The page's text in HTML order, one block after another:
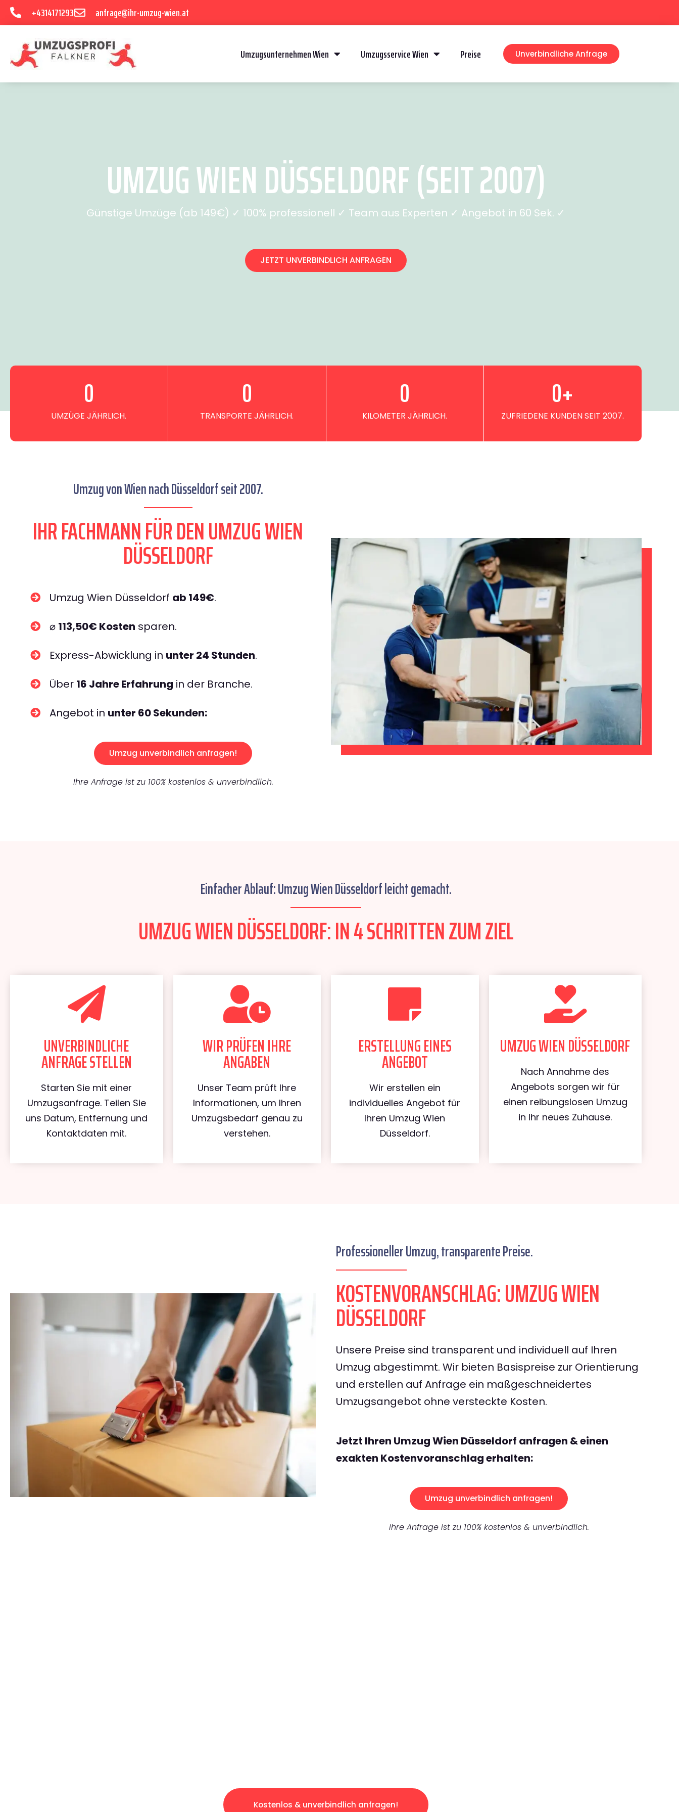
+4314171293 anfrage@ihr-umzug-wien.at
Umzugsunternehmen Wien Umzugsservice Wien Preise Unverbindliche Anfrage
UMZUG WIEN DÜSSELDORF (SEIT 2007)
Günstige Umzüge (ab 149€) ✓ 100% professionell ✓ Team aus Experten ✓ Angebot in 60 Sek. ✓
JETZT UNVERBINDLICH ANFRAGEN
UMZÜGE JÄHRLICH.
0
TRANSPORTE JÄHRLICH.
0
KILOMETER JÄHRLICH.
0
ZUFRIEDENE KUNDEN SEIT 2007.
0+
Umzug von Wien nach Düsseldorf seit 2007.
IHR FACHMANN FÜR DEN UMZUG WIEN
DÜSSELDORF
Umzug Wien Düsseldorf ab 149€.
⌀ 113,50€ Kosten sparen.
Express-Abwicklung in unter 24 Stunden.
Über 16 Jahre Erfahrung in der Branche.
Angebot in unter 60 Sekunden:
Umzug unverbindlich anfragen!
Ihre Anfrage ist zu 100% kostenlos & unverbindlich.
Einfacher Ablauf: Umzug Wien Düsseldorf leicht gemacht.
UMZUG WIEN DÜSSELDORF: IN 4 SCHRITTEN ZUM ZIEL
UNVERBINDLICHE
ANFRAGE STELLEN
Starten Sie mit einer
Umzugsanfrage. Teilen Sie
uns Datum, Entfernung und
Kontaktdaten mit.
WIR PRÜFEN IHRE
ANGABEN
Unser Team prüft Ihre
Informationen, um Ihren
Umzugsbedarf genau zu
verstehen.
ERSTELLUNG EINES
ANGEBOT
Wir erstellen ein
individuelles Angebot für
Ihren Umzug Wien
Düsseldorf.
UMZUG WIEN DÜSSELDORF
Nach Annahme des
Angebots sorgen wir für
einen reibungslosen Umzug
in Ihr neues Zuhause.
Professioneller Umzug, transparente Preise.
KOSTENVORANSCHLAG: UMZUG WIEN
DÜSSELDORF
Unsere Preise sind transparent und individuell auf Ihren
Umzug abgestimmt. Wir bieten Basispreise zur Orientierung
und erstellen auf Anfrage ein maßgeschneidertes
Umzugsangebot ohne versteckte Kosten.
Jetzt Ihren Umzug Wien Düsseldorf anfragen & einen
exakten Kostenvoranschlag erhalten:
Umzug unverbindlich anfragen!
Ihre Anfrage ist zu 100% kostenlos & unverbindlich.
Kostenlos & unverbindlich anfragen!